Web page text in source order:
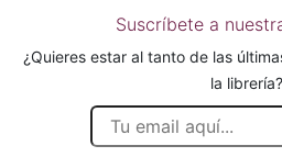
Suscríbete a
¿Quieres estar al tanto de las
la librería?